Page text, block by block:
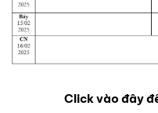
Click vào đây